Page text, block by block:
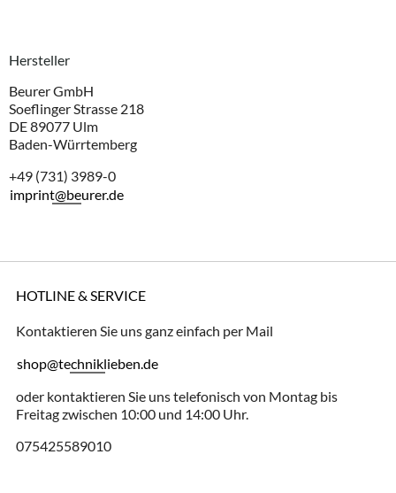
Hersteller
Beurer GmbH
Soeflinger Strasse 218
DE 89077 Ulm
Baden-Würrtemberg
+49 (731) 3989-0
imprint@beurer.de
HOTLINE & SERVICE
Kontaktieren Sie uns ganz einfach per Mail
shop@techniklieben.de
oder kontaktieren Sie uns telefonisch von Montag bis
Freitag zwischen 10:00 und 14:00 Uhr.
075425589010